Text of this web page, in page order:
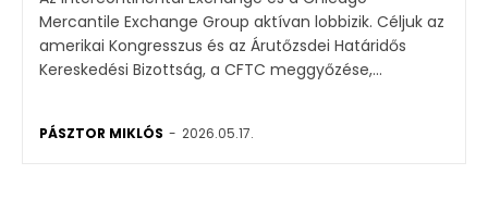
Mercantile Exchange Group aktívan lobbizik. Céljuk az
amerikai Kongresszus és az Árutőzsdei Határidős
Kereskedési Bizottság, a CFTC meggyőzése,...
PÁSZTOR MIKLÓS - 2026.05.17.